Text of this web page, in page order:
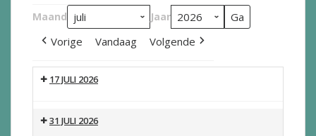
Maand Jaar
Vorige Vandaag Volgende
17 JULI 2026
31 JULI 2026